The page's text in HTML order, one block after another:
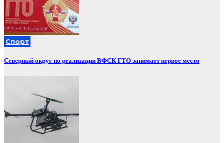
Спорт
Северный округ по реализации ВФСК ГТО занимает первое место